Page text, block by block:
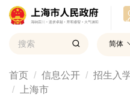
简体
首页 信息公开 招生入
上海市